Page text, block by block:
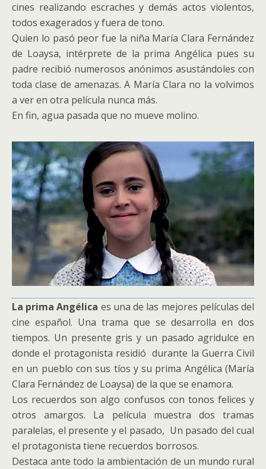
cines realizando escraches y demás actos violentos,
todos exagerados y fuera de tono.
Quien lo pasó peor fue la niña María Clara Fernández
de Loaysa, intérprete de la prima Angélica pues su
padre recibió numerosos anónimos asustándoles con
toda clase de amenazas. A María Clara no la volvimos
a ver en otra película nunca más.
En fin, agua pasada que no mueve molino.
La prima Angélica es una de las mejores películas del
cine español. Una trama que se desarrolla en dos
tiempos. Un presente gris y un pasado agridulce en
donde el protagonista residió durante la Guerra Civil
en un pueblo con sus tíos y su prima Angélica (María
Clara Fernández de Loaysa) de la que se enamora.
Los recuerdos son algo confusos con tonos felices y
otros amargos. La película muestra dos tramas
paralelas, el presente y el pasado, Un pasado del cual
el protagonista tiene recuerdos borrosos.
Destaca ante todo la ambientación de un mundo rural